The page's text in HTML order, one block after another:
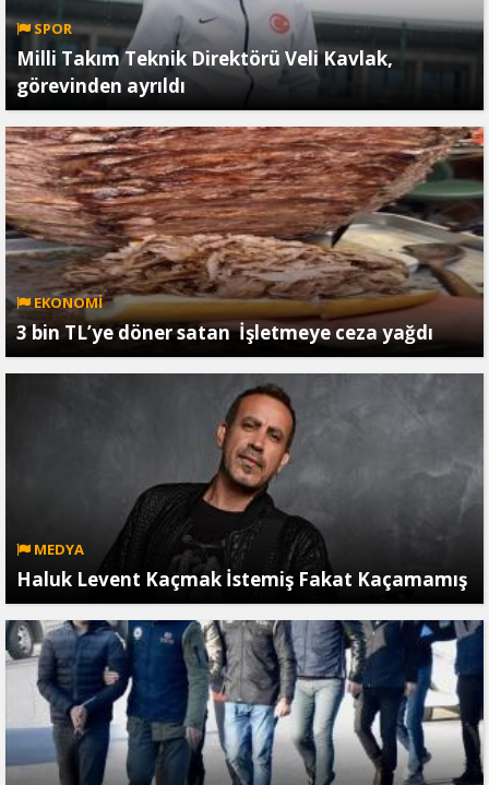
SPOR
Milli Takım Teknik Direktörü Veli Kavlak,
görevinden ayrıldı
EKONOMİ
3 bin TL’ye döner satan İşletmeye ceza yağdı
MEDYA
Haluk Levent Kaçmak İstemiş Fakat Kaçamamış